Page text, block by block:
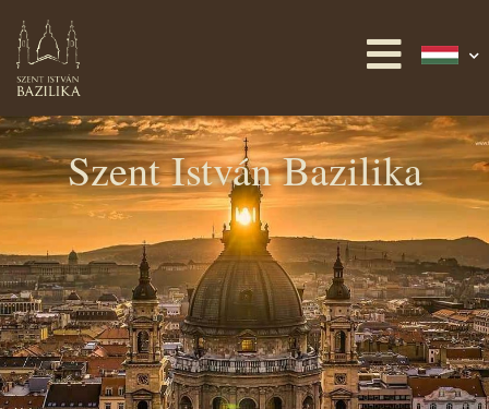
Szent István Bazilika